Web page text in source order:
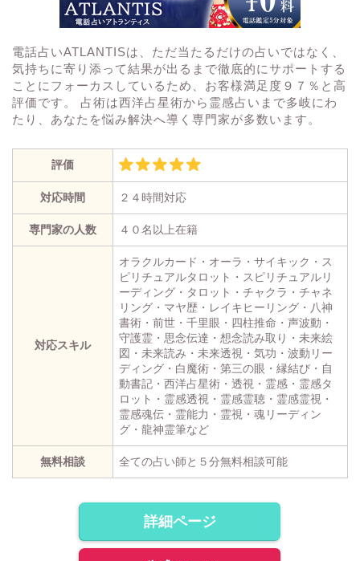
電話占いATLANTISは、ただ当たるだけの占いではなく、
気持ちに寄り添って結果が出るまで徹底的にサポートする
ことにフォーカスしているため、お客様満足度９７％と高
評価です。 占術は西洋占星術から霊感占いまで多岐にわ
たり、あなたを悩み解決へ導く専門家が多数います。
評価
対応時間 ２４時間対応
専門家の人数 ４０名以上在籍
対応スキル
オラクルカード・オーラ・サイキック・ス
ピリチュアルタロット・スピリチュアルリ
ーディング・タロット・チャクラ・チャネ
リング・マヤ歴・レイキヒーリング・八神
書術・前世・千里眼・四柱推命・声波動・
守護霊・思念伝達・想念読み取り・未来絵
図・未来読み・未来透視・気功・波動リー
ディング・白魔術・第三の眼・縁結び・自
動書記・西洋占星術・透視・霊感・霊感タ
ロット・霊感透視・霊感霊聴・霊感霊視・
霊感魂伝・霊能力・霊視・魂リーディン
グ・龍神霊筆など
無料相談 全ての占い師と５分無料相談可能
詳細ページ